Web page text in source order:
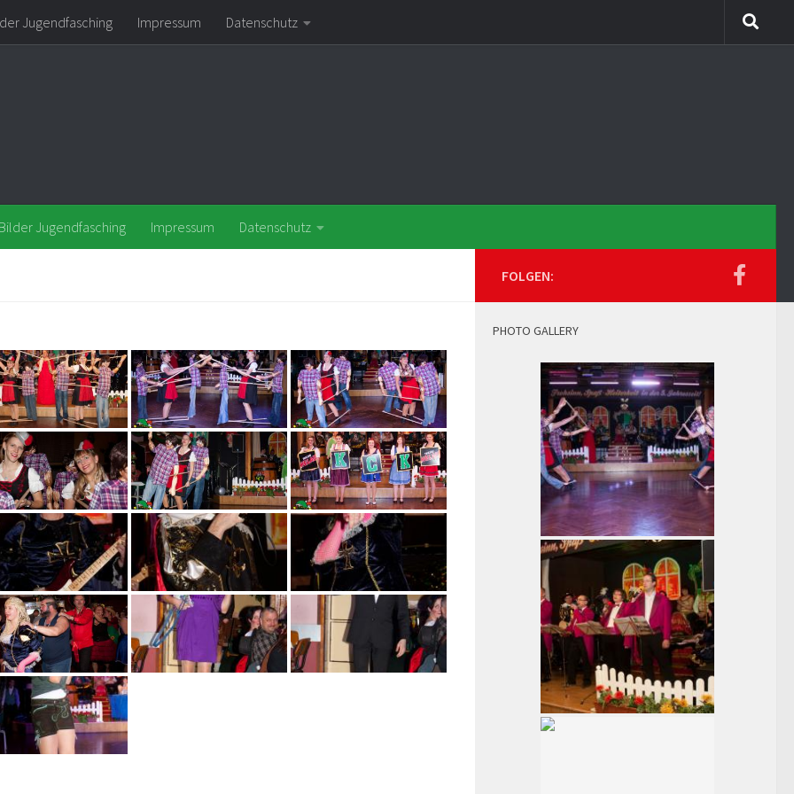
Jugendfasching Impressum Datenschutz
Bilder Jugendfasching Impressum Datenschutz
FOLGEN:
PHOTO GALLERY